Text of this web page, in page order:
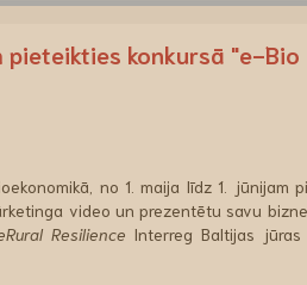
pieteikties konkursā "e-Bio
no 1. maija līdz 1. jūnijam
video un prezentētu savu
Resilience Interreg Baltijas jūras